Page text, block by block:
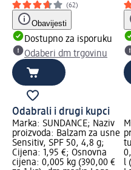
(62)
Obavijesti
Dostupno za isporuku
Odaberi dm trgovinu
Odabrali i drugi kupci
Marka: SUNDANCE; Naziv
proizvoda: Balzam za usne
Sensitiv, SPF 50, 4,8 g;
Cijena: 1,95 €; Osnovna
cijena: 0,005 kg (390,00 €
l